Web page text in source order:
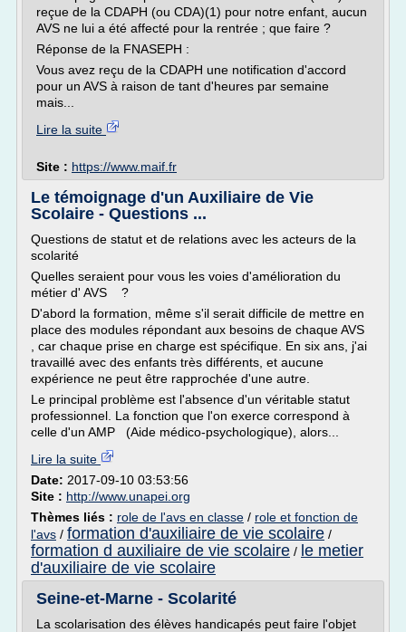
reçue de la CDAPH (ou CDA)(1) pour notre enfant, aucun
AVS ne lui a été affecté pour la rentrée ; que faire ?
Réponse de la FNASEPH :
Vous avez reçu de la CDAPH une notification d'accord
pour un AVS à raison de tant d'heures par semaine
mais...
Lire la suite
Site : https://www.maif.fr
Le témoignage d'un Auxiliaire de Vie
Scolaire - Questions ...
Questions de statut et de relations avec les acteurs de la
scolarité
Quelles seraient pour vous les voies d'amélioration du
métier d' AVS ?
D'abord la formation, même s'il serait difficile de mettre en
place des modules répondant aux besoins de chaque AVS
, car chaque prise en charge est spécifique. En six ans, j'ai
travaillé avec des enfants très différents, et aucune
expérience ne peut être rapprochée d'une autre.
Le principal problème est l'absence d'un véritable statut
professionnel. La fonction que l'on exerce correspond à
celle d'un AMP (Aide médico-psychologique), alors...
Lire la suite
Date: 2017-09-10 03:53:56
Site : http://www.unapei.org
Thèmes liés : role de l'avs en classe / role et fonction de
l'avs / formation d'auxiliaire de vie scolaire /
formation d auxiliaire de vie scolaire / le metier
d'auxiliaire de vie scolaire
Seine-et-Marne - Scolarité
La scolarisation des élèves handicapés peut faire l'objet